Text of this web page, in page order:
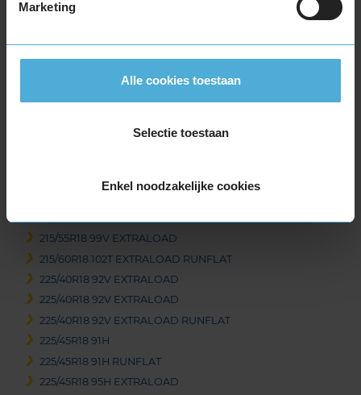
Marketing
Alle cookies toestaan
Selectie toestaan
Enkel noodzakelijke cookies
225/60R17 99H
235/55R17 103V EXTRALOAD
245/45R17 99V EXTRALOAD
215/55R18 99V EXTRALOAD
215/60R18 102T EXTRALOAD RUNFLAT
225/40R18 92V EXTRALOAD
225/40R18 92V EXTRALOAD
225/40R18 92V EXTRALOAD RUNFLAT
225/45R18 91H
225/45R18 91H RUNFLAT
225/45R18 95H EXTRALOAD